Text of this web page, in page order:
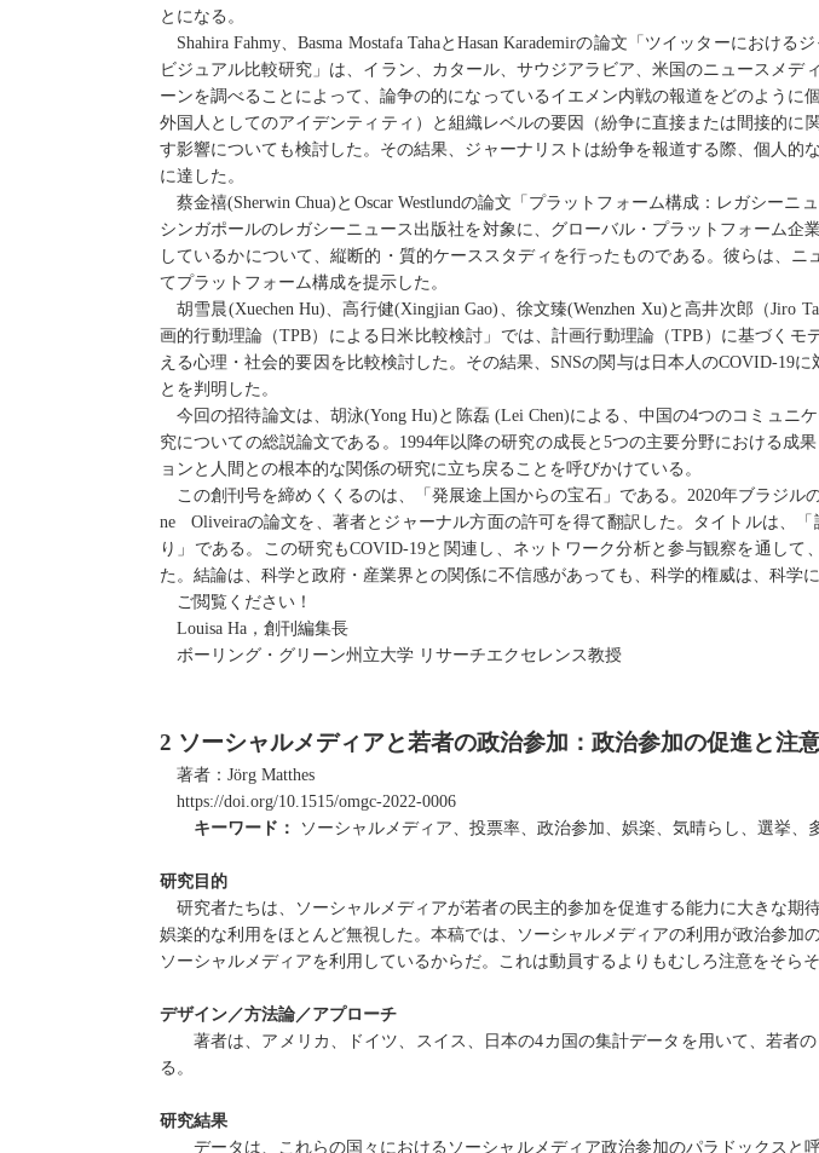
とになる。
Shahira Fahmy、Basma Mostafa TahaとHasan Karademirの論文「ツイッターにおける
ビジュアル比較研究」は、イラン、カタール、サウジアラビア、米国のニュースメデ
ーンを調べることによって、論争の的になっているイエメン内戦の報道をどのよう
外国人としてのアイデンティティ）と組織レベルの要因（紛争に直接または間接的に
す影響についても検討した。その結果、ジャーナリストは紛争を報道する際、個人
に達した。
蔡金禧(Sherwin Chua) と Oscar Westlundの論文「プラットフォーム構成：レガシーニ
シンガポールのレガシーニュース出版社を対象に、グローバル・プラットフォーム
しているかについて、縦断的・質的ケーススタディを行ったものである。彼らは、ニ
てプラットフォーム構成を提示した。
胡雪晨(Xuechen Hu)、高行健(Xingjian Gao) 、徐文臻(Wenzhen Xu) と高井次郎（Jiro
画的行動理論（TPB）による日米比較検討」では、計画行動理論（TPB ）に基づくモ
える心理・社会的要因を比較検討した。その結果、 SNSの関与は日本人のCOVID-19に
とを判明した。
今回の招待論文は、胡泳(Yong Hu) と陈磊(Lei Chen)による、中国の4つのコミュニ
究についての総説論文である。 1994年以降の研究の成長と5つの主要分野における成
ョンと人間との根本的な関係の研究に立ち戻ることを呼びかけている。
この創刊号を締めくくるのは、「発展途上国からの宝石」である。 2020年ブラジル
ne Oliveiraの論文を、著者とジャーナル方面の許可を得て翻訳した。タイトルは、
り」である。この研究もCOVID-19と関連し、ネットワーク分析と参与観察を通して
た。結論は、科学と政府・産業界との関係に不信感があっても、科学的権威は、科学
ご閲覧ください！
Louisa Ha ，創刊編集長
ボーリング・グリーン州立大学 リサーチエクセレンス教授
2 ソーシャルメディアと若者の政治参加：政治参加の促進と注
著者： Jörg Matthes
https://doi.org/10.1515/omgc-2022-0006
キーワード：
ソーシャルメディア、投票率、政治参加、娯楽、気晴らし、選挙、
研究目的
研究者たちは、ソーシャルメディアが若者の民主的参加を促進する能力に大きな
娯楽的な利用をほとんど無視した。本稿では、ソーシャルメディアの利用が政治参
ソーシャルメディアを利用しているからだ。これは動員するよりもむしろ注意をそらそ
デザイン／方法論／アプローチ
著者は、アメリカ、ドイツ、スイス、日本の4カ国の集計データを用いて、若者
る。
研究結果
データは、これらの国々におけるソーシャルメディア政治参加のパラドックス